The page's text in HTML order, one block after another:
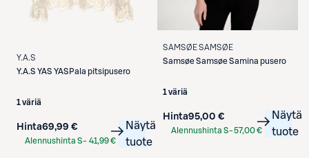
Y.A.S
Y.A.S YAS YASPala pitsipusero
1 väriä
Hinta69,99 €
Alennushinta S- 41,99 €
Näytä
tuote
SAMSØE SAMSØE
Samsøe SamsøeSamina pusero
1 väriä
Hinta95,00 €
Alennushinta S-57,00 €
Näytä
tuote